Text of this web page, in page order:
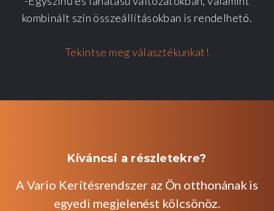
kombinált szín összeállításokban is rendelhető.
Tekintse meg választékunkat!
Kíváncsi a részletekre?
A Vario Kerítésrendszer az Ön otthonának is
egyedi megjelenést kölcsönöz.